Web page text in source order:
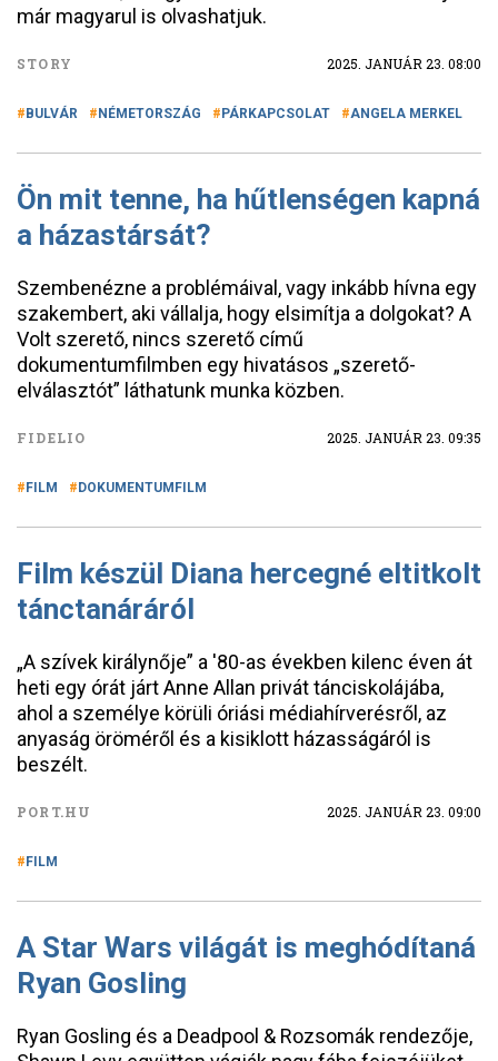
már magyarul is olvashatjuk.
STORY 2025. JANUÁR 23. 08:00
BULVÁR NÉMETORSZÁG PÁRKAPCSOLAT ANGELA MERKEL
Ön mit tenne, ha hűtlenségen kapná
a házastársát?
Szembenézne a problémáival, vagy inkább hívna egy
szakembert, aki vállalja, hogy elsimítja a dolgokat? A
Volt szerető, nincs szerető című
dokumentumfilmben egy hivatásos „szerető-
elválasztót” láthatunk munka közben.
FIDELIO 2025. JANUÁR 23. 09:35
FILM DOKUMENTUMFILM
Film készül Diana hercegné eltitkolt
tánctanáráról
„A szívek királynője” a '80-as években kilenc éven át
heti egy órát járt Anne Allan privát tánciskolájába,
ahol a személye körüli óriási médiahírverésről, az
anyaság öröméről és a kisiklott házasságáról is
beszélt.
PORT.HU 2025. JANUÁR 23. 09:00
FILM
A Star Wars világát is meghódítaná
Ryan Gosling
Ryan Gosling és a Deadpool & Rozsomák rendezője,